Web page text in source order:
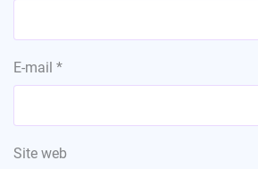
E-mail *
Site web